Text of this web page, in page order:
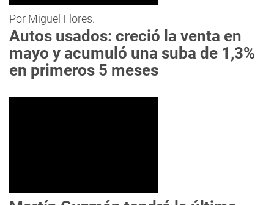
Por Miguel Flores.
Autos usados: creció la venta en
mayo y acumuló una suba de 1,3%
en primeros 5 meses